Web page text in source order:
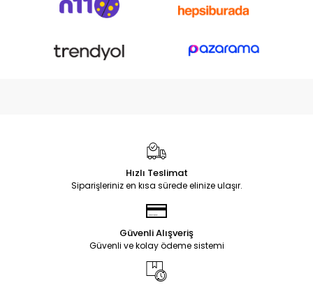
Hızlı Teslimat
Siparişleriniz en kısa sürede elinize ulaşır.
Güvenli Alışveriş
Güvenli ve kolay ödeme sistemi